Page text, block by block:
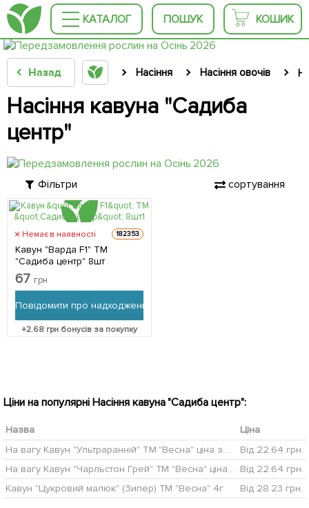
КАТАЛОГ ПОШУК КОШИК
Назад Насіння Насіння овочів
Насіння кавуна "Садиба
центр"
Фільтри сортування
Немає в наявності 182353
Кавун "Варда F1" ТМ
"Садиба центр" 8шт
67 грн
Повідомити про надходження
+2.68 грн бонусів за покупку
Ціни на популярні Насіння кавуна "Садиба центр":
Назва
Ціна
На вагу Кавун "Ультраранній" ТМ "Весна" ціна за 5г
Від 22.64 грн.
На вагу Кавун "Чарльстон Грей" ТМ "Весна" ціна за 5г Від 22.64 грн.
Кавун "Цукровий малюк" (Зипер) ТМ "Весна" 4г
Від 28.23 грн.